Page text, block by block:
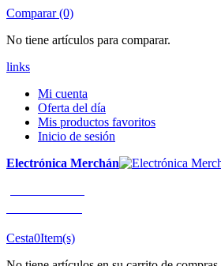
Comparar (0)
No tiene artículos para comparar.
links
Mi cuenta
Oferta del día
Mis productos favoritos
Inicio de sesión
Electrónica Merchán
Cesta0Item(s)